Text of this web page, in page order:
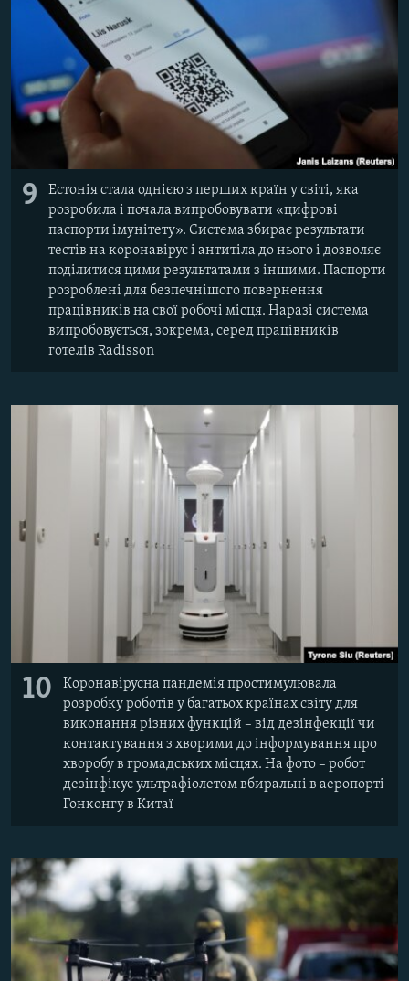
9
Естонія стала однією з перших країн у світі, яка
розробила і почала випробовувати «цифрові
паспорти імунітету». Система збирає результати
тестів на коронавірус і антитіла до нього і дозволяє
поділитися цими результатами з іншими. Паспорти
розроблені для безпечнішого повернення
працівників на свої робочі місця. Наразі система
випробовується, зокрема, серед працівників
готелів Radisson
10
Коронавірусна пандемія простимулювала
розробку роботів у багатьох країнах світу для
виконання різних функцій – від дезінфекції чи
контактування з хворими до інформування про
хворобу в громадських місцях. На фото – робот
дезінфікує ультрафіолетом вбиральні в аеропорті
Гонконгу в Китаї